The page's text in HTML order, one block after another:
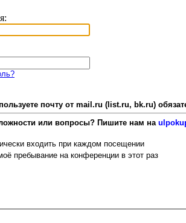
почту от mail.ru (list.ru, bk.ru)
или вопросы? Пишите нам на
входить при каждом посещении
пребывание на конференции в этот раз